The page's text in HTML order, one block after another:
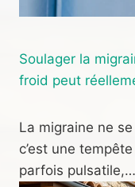
Soulager la
froid peut
La migraine ne
c’est une
parfois pulsatile,…